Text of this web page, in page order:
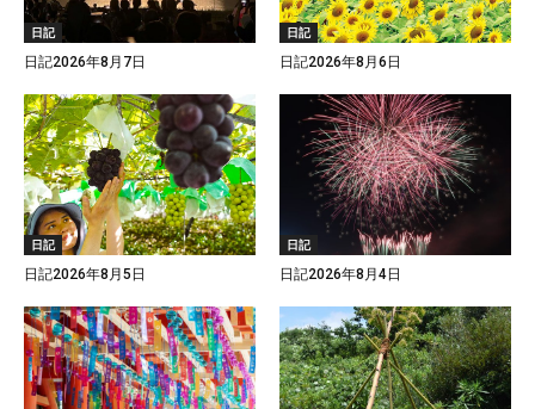
日記
日記2026年8月7日
日記
日記2026年8月6日
日記
日記2026年8月5日
日記
日記2026年8月4日